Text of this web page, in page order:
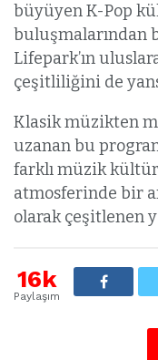
büyüyen K-Pop
buluşmalarından
Lifepark’ın
çeşitliliğini de
Klasik müzikten
uzanan bu
farklı müzik
atmosferinde bir
olarak çeşitlenen
16k
Paylaşım